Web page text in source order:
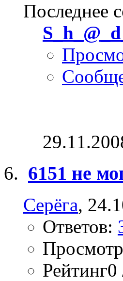
Последнее
6151 не
Серёга,
Ответов:
Рейтинг0